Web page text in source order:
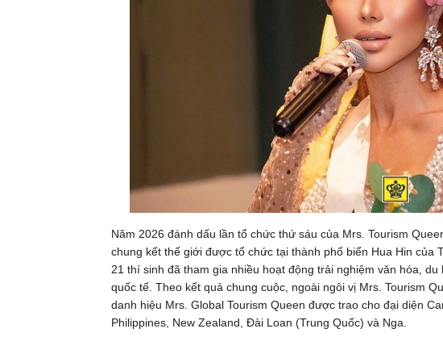
Năm 2026 đánh dấu lần tổ chức thứ sáu của Mrs. Tourism
chung kết thế giới được tổ chức tại thành phố biển Hua Hin của
21 thí sinh đã tham gia nhiều hoạt động trải nghiệm văn hóa,
quốc tế. Theo kết quả chung cuộc, ngoài ngôi vị Mrs. Tourism
danh hiệu Mrs. Global Tourism Queen được trao cho đại diện
Philippines, New Zealand, Đài Loan (Trung Quốc) và Nga.